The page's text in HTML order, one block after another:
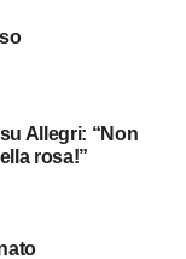
Allegri: “Non
rosa!”